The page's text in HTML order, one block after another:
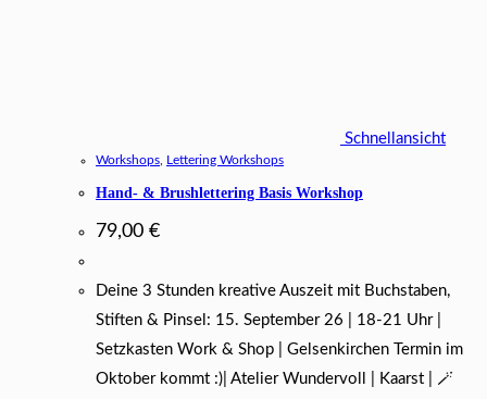
Schnellansicht
Workshops Lettering Workshops
Hand- & Brushlettering Basis Workshop
79,00 €
Deine 3 Stunden kreative Auszeit mit Buchstaben,
Stiften & Pinsel: 15. September 26 | 18-21 Uhr |
Setzkasten Work & Shop | Gelsenkirchen Termin im
Oktober kommt :)| Atelier Wundervoll | Kaarst | 🪄